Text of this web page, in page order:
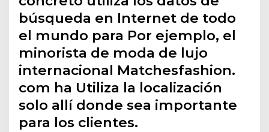
búsqueda en Internet de todo
el mundo para Por ejemplo, el
minorista de moda de lujo
internacional Matchesfashion.
com ha Utiliza la localización
solo allí donde sea importante
para los clientes.